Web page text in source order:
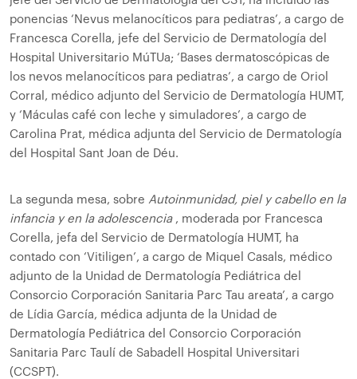
ponencias ‘Nevus melanocíticos para pediatras’, a cargo de
Francesca Corella, jefe del Servicio de Dermatología del
Hospital Universitario MúTUa; ‘Bases dermatoscópicas de
los nevos melanocíticos para pediatras’, a cargo de Oriol
Corral, médico adjunto del Servicio de Dermatología HUMT,
y ‘Máculas café con leche y simuladores’, a cargo de
Carolina Prat, médica adjunta del Servicio de Dermatología
del Hospital Sant Joan de Déu.
La segunda mesa, sobre Autoinmunidad, piel y cabello en la
infancia y en la adolescencia, moderada por Francesca
Corella, jefa del Servicio de Dermatología HUMT, ha
contado con ‘Vitiligen’, a cargo de Miquel Casals, médico
adjunto de la Unidad de Dermatología Pediátrica del
Consorcio Corporación Sanitaria Parc Tau areata’, a cargo
de Lídia García, médica adjunta de la Unidad de
Dermatología Pediátrica del Consorcio Corporación
Sanitaria Parc Taulí de Sabadell Hospital Universitari
(CCSPT).